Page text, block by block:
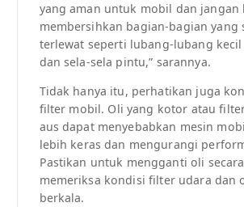
yang aman untuk mobil dan jangan
membersihkan bagian-bagian yang
terlewat seperti lubang-lubang
dan sela-sela pintu,” sarannya.
Tidak hanya itu, perhatikan juga
filter mobil. Oli yang kotor atau
aus dapat menyebabkan mesin
lebih keras dan mengurangi
Pastikan untuk mengganti oli
memeriksa kondisi filter udara dan
berkala.